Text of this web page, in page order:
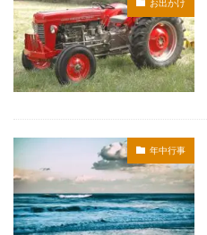
お出かけ
年中行事